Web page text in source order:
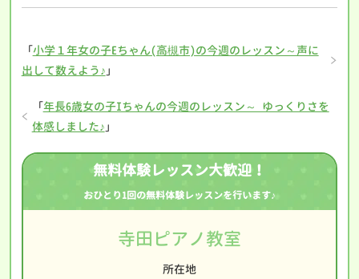
「小学１年女の子Eちゃん(高槻市)の今週のレッスン～声に
出して数えよう♪ 」
「年長6歳女の子Iちゃんの今週のレッスン～ ゆっくりさを
体感しました♪ 」
無料体験レッスン大歓迎！
おひとり1回の無料体験レッスンを行います♪
寺田ピアノ教室
所在地